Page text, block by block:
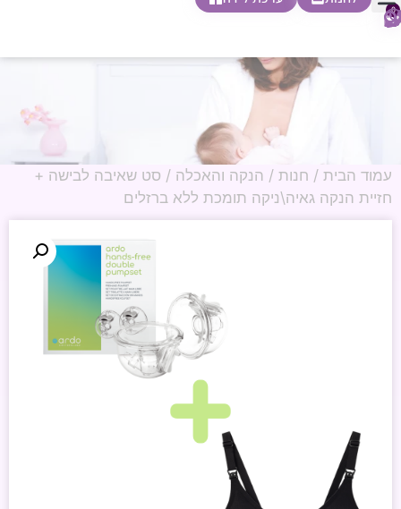
0
עמוד הבית / חנות / הנקה והאכלה / סט שאיבה לבישה +
חזיית הנקה גאיה\ניקה תומכת ללא ברזלים